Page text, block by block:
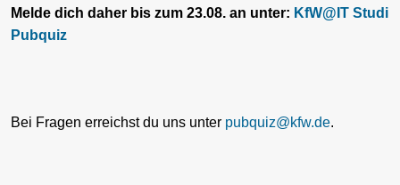
Melde dich daher bis zum 23.08. an unter: KfW@IT Studi
Pubquiz
Bei Fragen erreichst du uns unter pubquiz@kfw.de.